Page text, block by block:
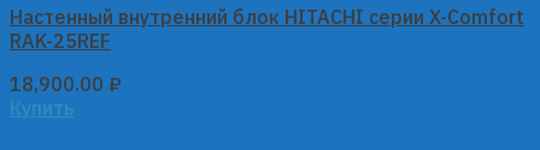
Настенный внутренний блок HITACHI серии X-Comfort
RAK-25REF
18,900.00 ₽
Купить